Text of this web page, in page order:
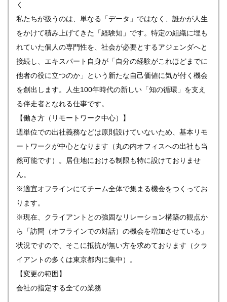
く
私たちが扱うのは、単なる「データ」ではなく、誰かが人生
をかけて積み上げてきた「経験知」です。特定の組織に埋も
れていた個人の専門性を、社会が必要とするアジェンダへと
接続し、エキスパート自身が「自分の経験がこれほどまでに
他者の役に立つのか」という新たな自己価値に気が付く機会
を創出します。人生100年時代の新しい「知の循環」を支え
る伴走者となれる仕事です。
【働き方（リモートワーク中心）】
週単位での出社義務などは原則設けていないため、基本リモ
ートワークが中心となります（丸の内オフィスへの出社も当
然可能です）。居住地における制限も特に設けておりませ
ん。
※適宜オフラインにてチーム全体で集まる機会をつくってお
ります。
※現在、クライアントとの強固なリレーション構築の観点か
ら「訪問（オフラインでの対話）の機会を増加させている」
状況ですので、そこに抵抗が無い方を求めております（クラ
イアントの多くは東京都内に集中）。
【変更の範囲】
会社の指定する全ての業務